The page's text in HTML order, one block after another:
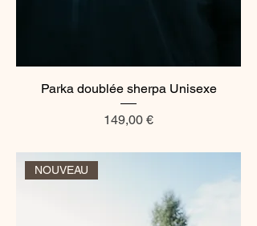
Parka doublée sherpa Unisexe
Prix
149,00 €
NOUVEAU